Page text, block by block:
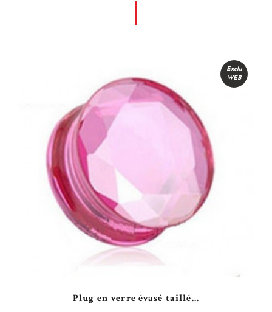
Exclu
WEB
Plug en verre évasé taillé...